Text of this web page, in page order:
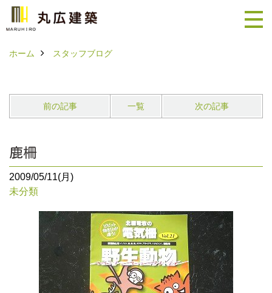
ホーム スタッフブログ
前の記事 一覧 次の記事
鹿柵
2009/05/11(月)
未分類